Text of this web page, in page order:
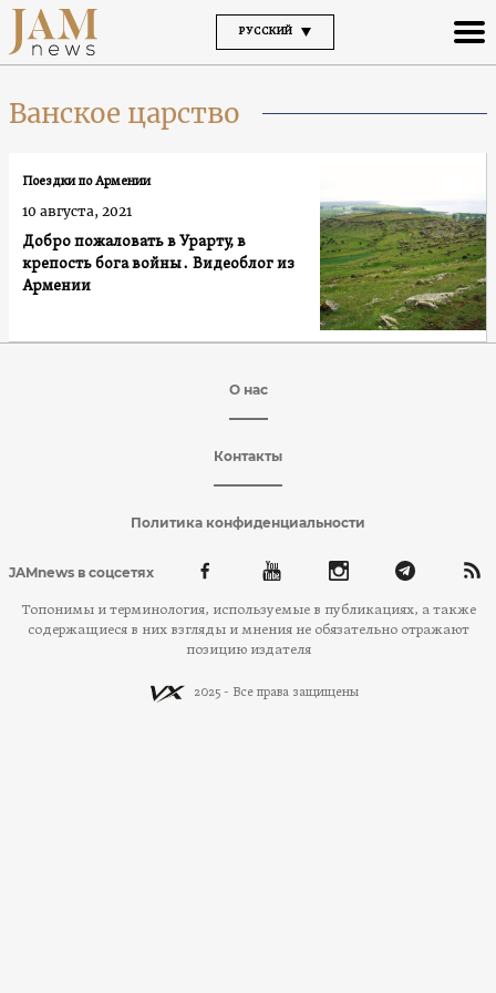
РУССКИЙ
Ванское царство
Добро пожаловать в Урарту, в
крепость бога войны․ Видеоблог из
Армении
Поездки по Армении
10 августа, 2021
О нас
Контакты
Политика конфиденциальности
JAMnews в соцсетях
Топонимы и терминология, используемые в публикациях, а также
содержащиеся в них взгляды и мнения не обязательно отражают
позицию издателя
2025 - Все права защищены